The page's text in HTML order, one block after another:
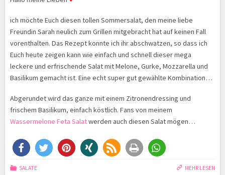
ich möchte Euch diesen tollen Sommersalat, den meine liebe
Freundin Sarah neulich zum Grillen mitgebracht hat auf keinen Fall
vorenthalten. Das Rezept konnte ich ihr abschwatzen, so dass ich
Euch heute zeigen kann wie einfach und schnell dieser mega
leckere und erfrischende Salat mit Melone, Gurke, Mozzarella und
Basilikum gemacht ist. Eine echt super gut gewählte Kombination…
Abgerundet wird das ganze mit einem Zitronendressing und
frischem Basilikum, einfach köstlich. Fans von meinem
Wassermelone Feta Salatwerden auch diesen Salat mögen…
MEHR LESEN
SALATE